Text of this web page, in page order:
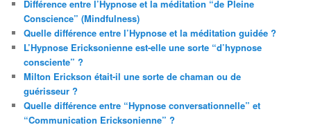
Différence entre l’Hypnose et la méditation “de Pleine
Conscience” (Mindfulness)
Quelle différence entre l’Hypnose et la méditation guidée ?
L’Hypnose Ericksonienne est-elle une sorte “d’hypnose
consciente” ?
Milton Erickson était-il une sorte de chaman ou de
guérisseur ?
Quelle différence entre “Hypnose conversationnelle” et
“Communication Ericksonienne” ?